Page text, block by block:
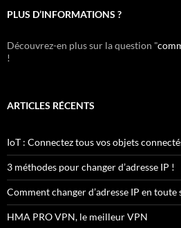
PLUS D’INFORMATIONS ?
Découvrez-en plus sur la question "
!
ARTICLES RÉCENTS
IoT : Connectez tous vos objets
3 méthodes pour changer d’adresse IP !
Comment changer d’adresse IP en
HMA PRO VPN, le meilleur VPN